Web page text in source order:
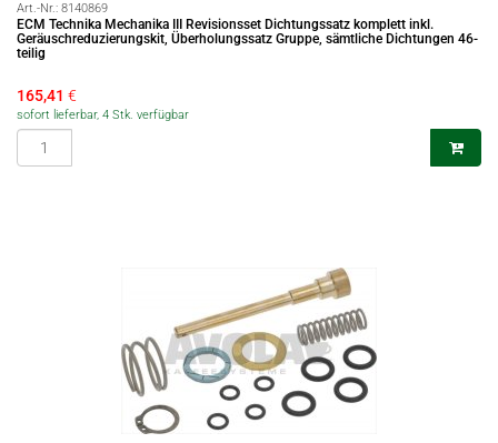
Art.-Nr.: 8140869
ECM Technika Mechanika III Revisionsset Dichtungssatz komplett inkl.
Geräuschreduzierungskit, Überholungssatz Gruppe, sämtliche Dichtungen 46-
teilig
165,41 €
sofort lieferbar, 4 Stk. verfügbar